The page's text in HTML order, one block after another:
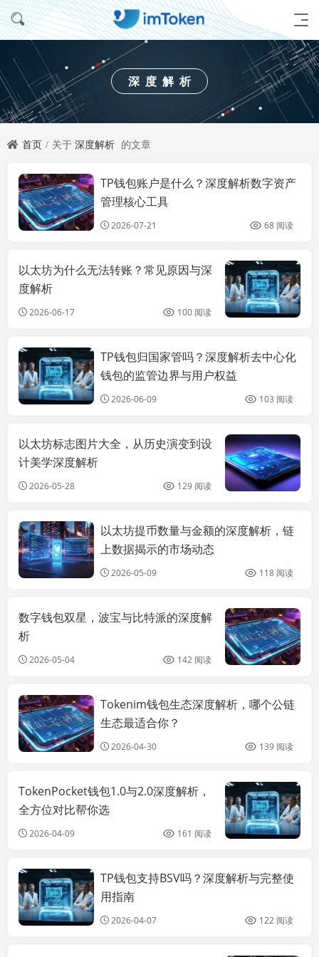
深度解析
首页 关于 深度解析 的文章
imtoken钱包推
荐
TP钱包账户是什么？深度解析数字资产
管理核心工具
2026-07-21 68 阅读
以太坊为什么无法转账？常见原因与深
度解析
2026-06-17 100 阅读
imtoken钱包推
荐
TP钱包归国家管吗？深度解析去中心化
钱包的监管边界与用户权益
2026-06-09 103 阅读
以太坊标志图片大全，从历史演变到设
计美学深度解析
2026-05-28 129 阅读
imtoken正版下
载
以太坊提币数量与金额的深度解析，链
上数据揭示的市场动态
2026-05-09 118 阅读
数字钱包双星，波宝与比特派的深度解
析
2026-05-04 142 阅读
imtoken官方
2.0下载
Tokenim钱包生态深度解析，哪个公链
生态最适合你？
2026-04-30 139 阅读
TokenPocket钱包1.0与2.0深度解析，
全方位对比帮你选
2026-04-09 161 阅读
imtoken钱包推
荐
TP钱包支持BSV吗？深度解析与完整使
用指南
2026-04-07 122 阅读